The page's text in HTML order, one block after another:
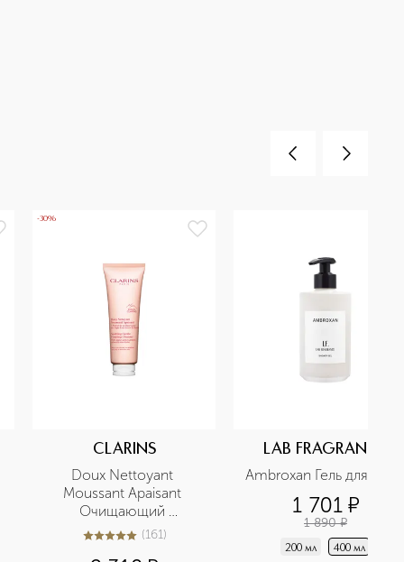
-30%
CLARINS
Doux Nettoyant
Moussant Apaisant
Очищающий
пенящийся крем для
4.9из5161 (161)
LAB FRAGRANCE
Ambroxan Гель для душа
1 701 ¤
1 890 ¤
200 мл 400 мл